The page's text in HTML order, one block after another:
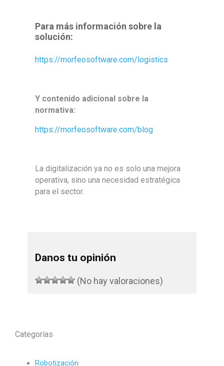
Para más información sobre la
solución:
https://morfeosoftware.com/logistics
Y contenido adicional sobre la
normativa:
https://morfeosoftware.com/blog
La digitalización ya no es solo una mejora
operativa, sino una necesidad estratégica
para el sector.
Danos tu opinión
(No hay valoraciones)
Categorías
Robotización